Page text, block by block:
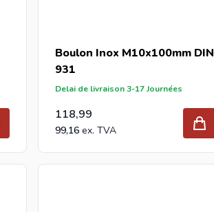
Boulon Inox M10x100mm DIN
931
Delai de livraison 3-17 Journées
118,99
99,16